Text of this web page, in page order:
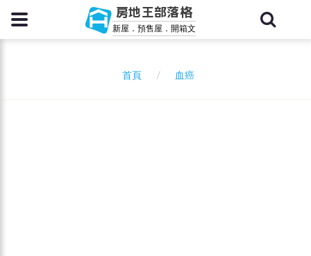
房地王部落格
新屋．預售屋．開箱文
首頁 血癌